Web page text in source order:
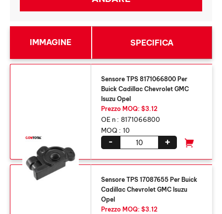
IMMAGINE SPECIFICA
Sensore TPS 8171066800 Per
Buick Cadillac Chevrolet GMC
Isuzu Opel
Prezzo MOQ: $3.12
OE n : 8171066800
MOQ : 10
+
-
Sensore TPS 17087655 Per Buick
Cadillac Chevrolet GMC Isuzu
Opel
Prezzo MOQ: $3.12